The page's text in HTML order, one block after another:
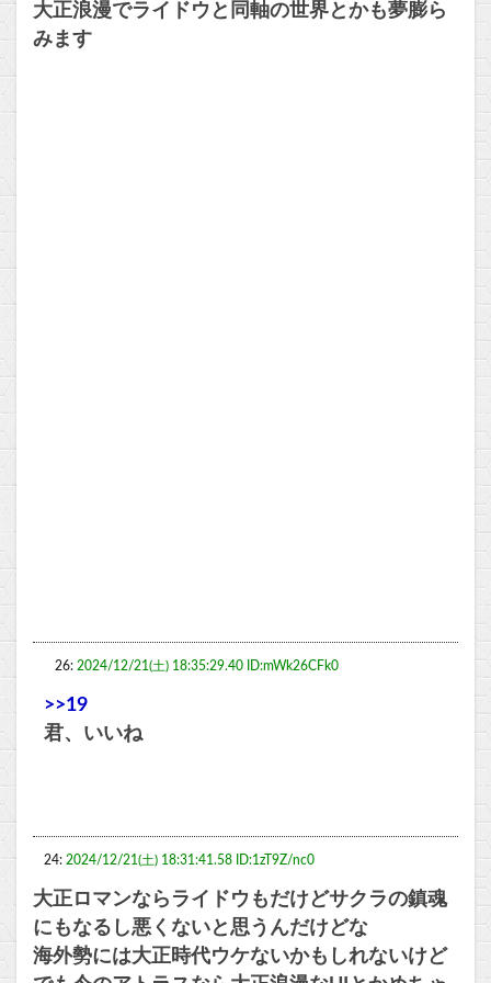
大正浪漫でライドウと同軸の世界とかも夢膨ら
みます
26: 2024/12/21(土) 18:35:29.40 ID:mWk26CFk0
>>19
君、いいね
24: 2024/12/21(土) 18:31:41.58 ID:1zT9Z/nc0
大正ロマンならライドウもだけどサクラの鎮魂
にもなるし悪くないと思うんだけどな
海外勢には大正時代ウケないかもしれないけど